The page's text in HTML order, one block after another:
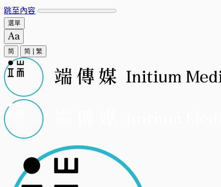
跳至內容
選單
简 简 繁